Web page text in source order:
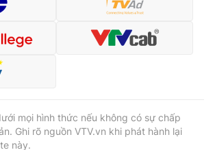
mọi hình thức nếu không có sự chấp
Ghi rõ nguồn VTV.vn khi phát hành lại
này.